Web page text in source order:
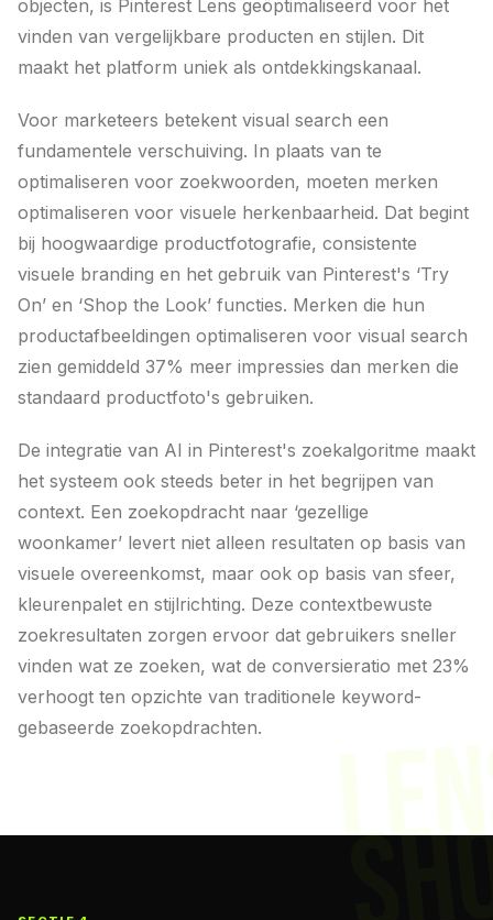
objecten, is Pinterest Lens geöptimaliseerd voor het
vinden van vergelijkbare producten en stijlen. Dit
maakt het platform uniek als ontdekkingskanaal.
Voor marketeers betekent visual search een
fundamentele verschuiving. In plaats van te
optimaliseren voor zoekwoorden, moeten merken
optimaliseren voor visuele herkenbaarheid. Dat begint
bij hoogwaardige productfotografie, consistente
visuele branding en het gebruik van Pinterest's ‘Try
On’ en ‘Shop the Look’ functies. Merken die hun
productafbeeldingen optimaliseren voor visual search
zien gemiddeld 37% meer impressies dan merken die
standaard productfoto's gebruiken.
De integratie van AI in Pinterest's zoekalgoritme maakt
het systeem ook steeds beter in het begrijpen van
context. Een zoekopdracht naar ‘gezellige
woonkamer’ levert niet alleen resultaten op basis van
visuele overeenkomst, maar ook op basis van sfeer,
kleurenpalet en stijlrichting. Deze contextbewuste
zoekresultaten zorgen ervoor dat gebruikers sneller
vinden wat ze zoeken, wat de conversieratio met 23%
verhoogt ten opzichte van traditionele keyword-
gebaseerde zoekopdrachten.